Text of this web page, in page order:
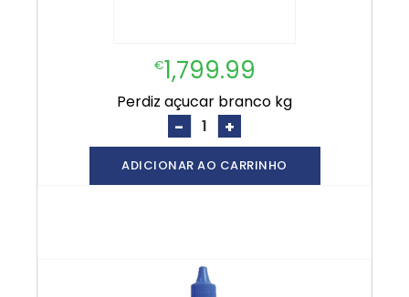
€1,799.99
perdiz açucar branco kg
- +
ADICIONAR AO CARRINHO